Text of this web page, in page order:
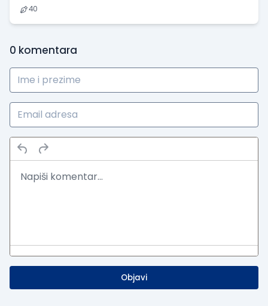
40
0 komentara
Objavi